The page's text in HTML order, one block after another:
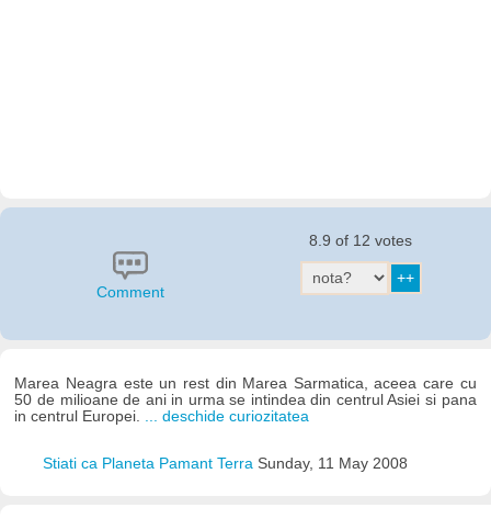
Comment
8.9 of 12 votes
Marea Neagra este un rest din Marea Sarmatica, aceea care cu
50 de milioane de ani in urma se intindea din centrul Asiei si pana
in centrul Europei. ... deschide curiozitatea
Stiati ca Planeta Pamant Terra Sunday, 11 May 2008